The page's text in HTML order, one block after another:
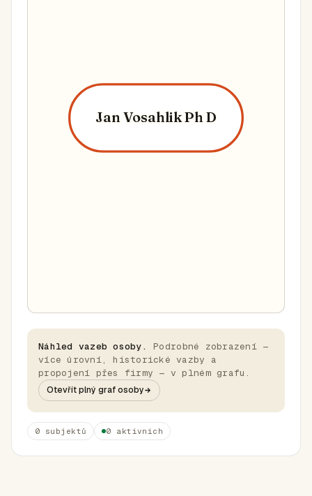
Jan Vosahlik Ph D
Náhled vazeb osoby.
Podrobné zobrazení —
více úrovní, historické vazby a
propojení přes firmy — v plném grafu.
Otevřít plný graf osoby
0 subjektů 0 aktivních